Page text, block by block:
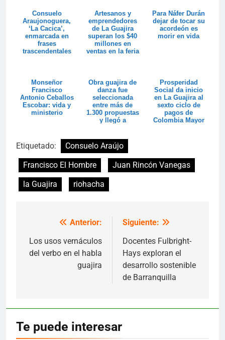
Consuelo
Araujonoguera,
‘La Cacica’,
enmarcada en
frases
trascendentales
Artesanos y
emprendedores
de La Guajira
superan los $40
millones en
ventas en la feria
Para Náfer Durán
dejar de tocar su
acordeón es
morir en vida
Monseñor
Francisco
Antonio Ceballos
Escobar: vida y
ministerio
Obra guajira de
danza fue
seleccionada
entre más de
1.300 propuestas
y llegó a
Prosperidad
Social da inicio
en La Guajira al
sexto ciclo de
pagos de
Colombia Mayor
Etiquetado:
Consuelo Araújo
Francisco El Hombre
Juan Rincón Vanegas
la Guajira
riohacha
Navegación
de
Anterior:
Los usos vernáculos
del verbo en el habla
guajira
Siguiente:
Docentes Fulbright-
Hays exploran el
desarrollo sostenible
de Barranquilla
Te puede interesar